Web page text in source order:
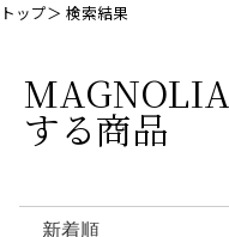
トップ＞ 検索結果
する商品